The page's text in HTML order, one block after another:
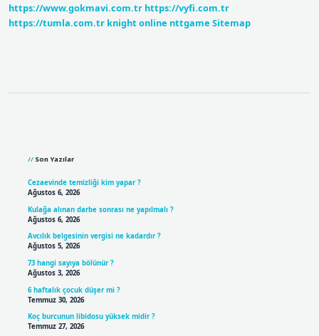
https://www.gokmavi.com.tr https://vyfi.com.tr
https://tumla.com.tr knight online nttgame Sitemap
Son Yazılar
Cezaevinde temizliği kim yapar ?
Ağustos 6, 2026
Kulağa alınan darbe sonrası ne yapılmalı ?
Ağustos 6, 2026
Avcılık belgesinin vergisi ne kadardır ?
Ağustos 5, 2026
73 hangi sayıya bölünür ?
Ağustos 3, 2026
6 haftalık çocuk düşer mi ?
Temmuz 30, 2026
Koç burcunun libidosu yüksek midir ?
Temmuz 27, 2026